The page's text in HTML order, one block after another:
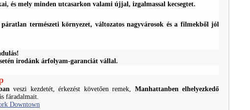
és mely minden utcasarkon valami újjal, izgalmassal kecsegtet.
természeti környezet, változatos nagyvárosok és a filmekből jól
irodánk árfolyam-garanciát vállal.
veszi kezdetét, érkezést követően remek, Manhattanben elhelyezkedő
fáradalmait.
Downtown